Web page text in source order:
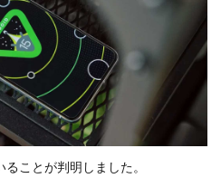
ことが判明しました。